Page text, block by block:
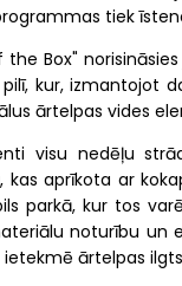
tiek
Box"
kur, izmantojot
ārtelpas vides
visu nedēļu
kas aprīkota ar
parkā, kur tos
noturību un
ārtelpas